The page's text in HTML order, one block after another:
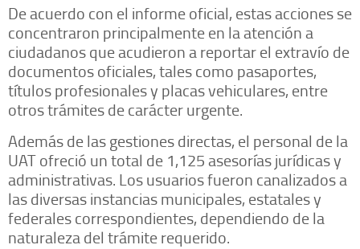
​De acuerdo con el informe oficial, estas acciones se
concentraron principalmente en la atención a
ciudadanos que acudieron a reportar el extravío de
documentos oficiales, tales como pasaportes,
títulos profesionales y placas vehiculares, entre
otros trámites de carácter urgente.
​Además de las gestiones directas, el personal de la
UAT ofreció un total de 1,125 asesorías jurídicas y
administrativas. Los usuarios fueron canalizados a
las diversas instancias municipales, estatales y
federales correspondientes, dependiendo de la
naturaleza del trámite requerido.